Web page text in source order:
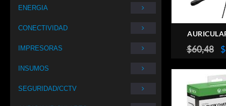
ENERGIA
CONECTIVIDAD
IMPRESORAS
INSUMOS
SEGURIDAD/CCTV
EXTREME
USB
$60,48 $